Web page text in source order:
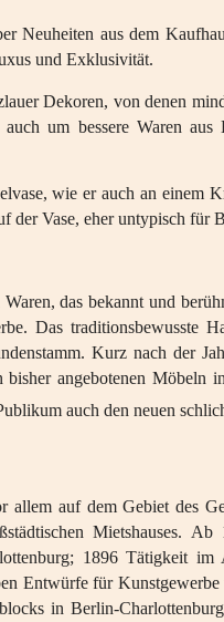
Neuheiten aus dem
und Exklusivität.
Dekoren, von denen
um bessere Waren
wie er auch an einem
der Vase, eher untypisch für
das bekannt und
Das traditionsbewusste
Kurz nach der
angebotenen Möbeln
auch den neuen
auf dem Gebiet des
Mietshauses. Ab
1896 Tätigkeit im
Entwürfe für
in Berlin-